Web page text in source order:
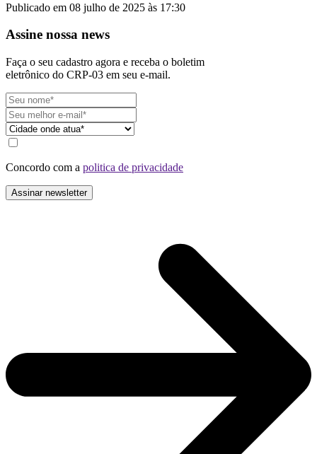
Publicado em 08 julho de 2025 às 17:30
Assine nossa news
Faça o seu cadastro agora e receba o boletim
eletrônico do CRP-03 em seu e-mail.
Concordo com a politica de privacidade